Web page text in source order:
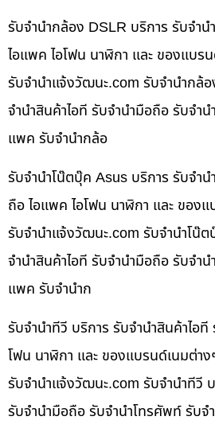
รับจำนำกล้อง DSLR บริการ รับจำ
ไอแพค ไอโฟน นาฬิกา และ ของแบร
รับจํานําแจ้งวัฒนะ.com รับจำนำกล้
จำนำสินค้าไอที รับจำนำมือถือ รับจำ
แพค รับจำนำกล้อ
รับจำนำโน๊ตบุ๊ค Asus บริการ รับจำน
ถือ ไอแพค ไอโฟน นาฬิกา และ ของ
รับจํานําแจ้งวัฒนะ.com รับจำนำโน๊
จำนำสินค้าไอที รับจำนำมือถือ รับจำ
แพค รับจำนำก
รับจำนำทีวี บริการ รับจำนำสินค้าไอ
โฟน นาฬิกา และ ของแบรนด์เนมต่า
รับจํานําแจ้งวัฒนะ.com รับจำนำทีวี
รับจำนำมือถือ รับจำนำโทรศัพท์ รับจ